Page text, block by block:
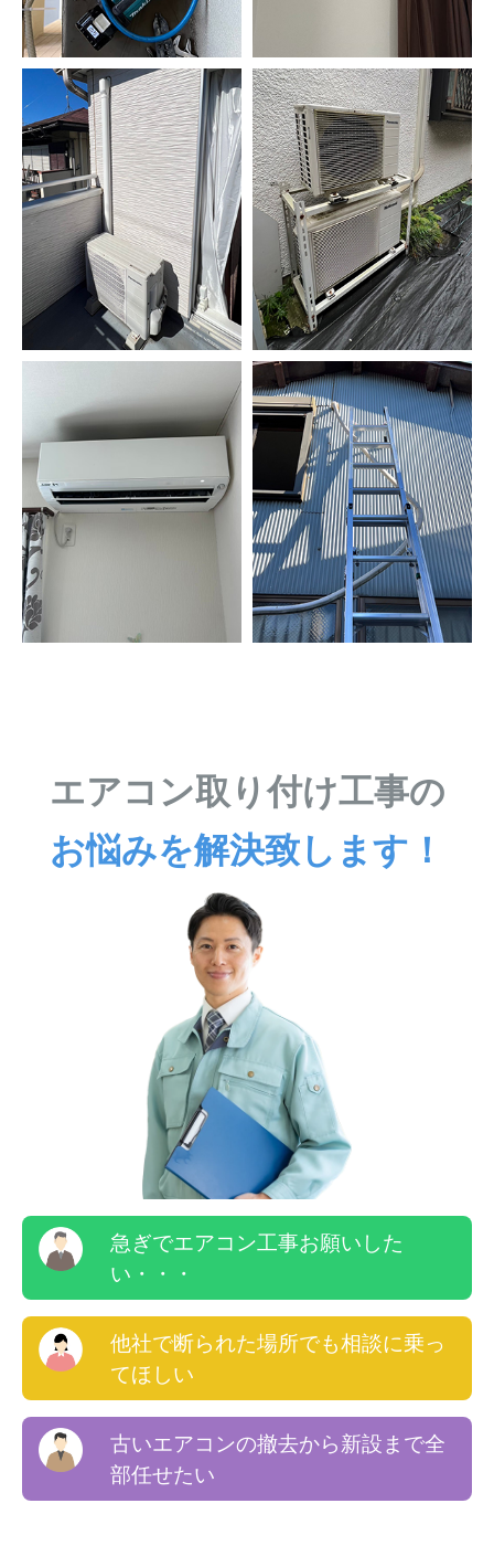
エアコン取り付け工事の
お悩みを解決致します！
急ぎでエアコン工事お願いした
い・・・
他社で断られた場所でも相談に乗っ
てほしい
古いエアコンの撤去から新設まで全
部任せたい